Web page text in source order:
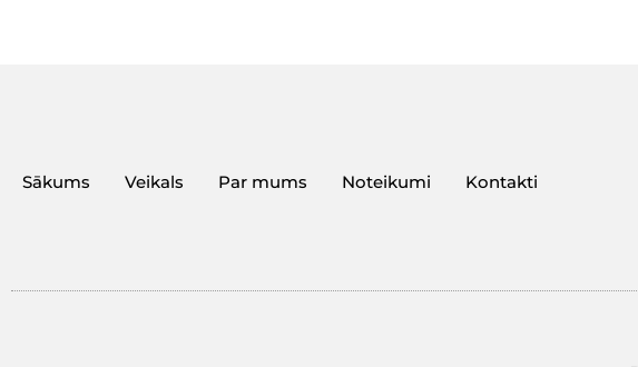
Sākums Veikals Par mums Noteikumi Kontakti